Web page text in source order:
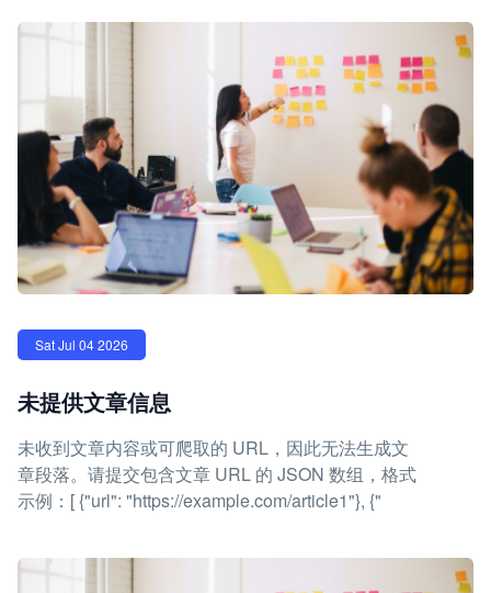
Sat Jul 04 2026
未提供文章信息
未收到文章内容或可爬取的 URL，因此无法生成文
章段落。请提交包含文章 URL 的 JSON 数组，格式
示例：[ {"url": "https://example.com/article1"}, {"